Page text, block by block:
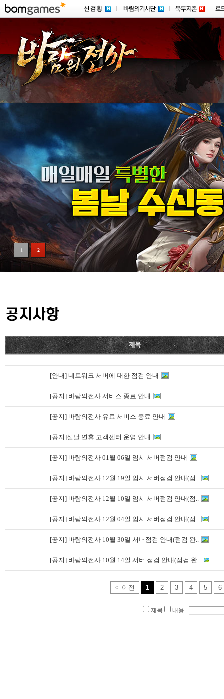
1 2
[안내] 네트워크 서버에 대한 점검 안내
[공지] 바람의전사 서비스 종료 안내
[공지] 바람의전사 유료 서비스 종료 안내
[공지]설날 연휴 고객센터 운영 안내
[공지] 바람의전사 01월 06일 임시 서버점검 안내
[공지] 바람의전사 12월 19일 임시 서버점검 안내(점..
[공지] 바람의전사 12월 10일 임시 서버점검 안내(점..
[공지] 바람의전사 12월 04일 임시 서버점검 안내(점..
[공지] 바람의전사 10월 30일 서버점검 안내(점검 완..
[공지] 바람의전사 10월 14일 서버 점검 안내(점검 완..
< 이전 1 2 3 4 5 6
제목 내용